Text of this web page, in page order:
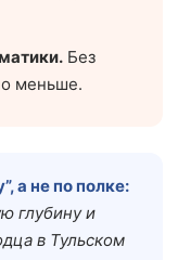
Без
меньше.
а не по полке:
глубину и
в Тульском